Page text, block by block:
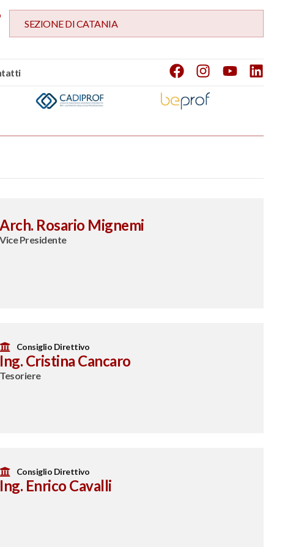
SEZIONE DICATANIA
Arch. Rosario Mignemi
Vice Presidente
Consiglio Direttivo
Ing. Cristina Cancaro
Tesoriere
Consiglio Direttivo
Ing. Enrico Cavalli